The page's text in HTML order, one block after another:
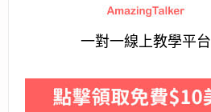
一對一線上教學平台